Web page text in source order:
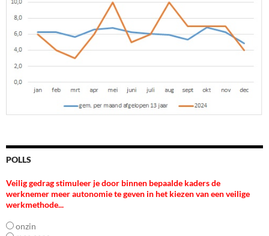
POLLS
Veilig gedrag stimuleer je door binnen bepaalde kaders de
werknemer meer autonomie te geven in het kiezen van een veilige
werkmethode...
onzin